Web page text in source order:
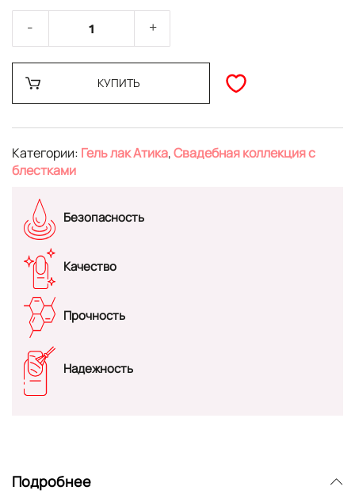
КУПИТЬ
Категории: Гель лак Атика,Свадебная коллекция с
блестками
Безопасность
Качество
Прочность
Надежность
Подробнее